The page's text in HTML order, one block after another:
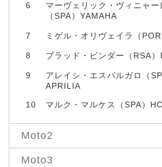
6
マーヴェリック・ヴィニャー
（SPA）YAMAHA
7 ミゲル・オリヴェイラ（
8 ブラッド・ビンダー（RSA）
9
アレイシ・エスパルガロ（
APRILIA
10 マルク・マルケス（SPA）
Moto2
Moto3